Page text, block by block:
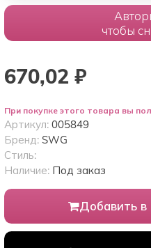
чтобы
670,02 ₽
При покупке этого товара вы
Добавить в
Артикул: 005849
Бренд: SWG
Стиль:
Наличие: Под заказ